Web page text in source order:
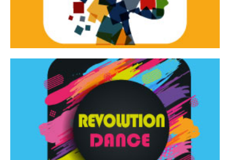
Tracce dinamiche
Revolution Dance
Rassegna di danza contemporanea – I Edizione